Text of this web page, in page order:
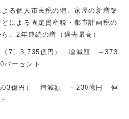
る個人市民税の増、家屋の新増築
による固定資産税・都市計画税の
、2年連続の増（過去最高）
7〕3,735億円） 増減額 ＋373
ーセント
億円） 増減額 ＋230億円 伸